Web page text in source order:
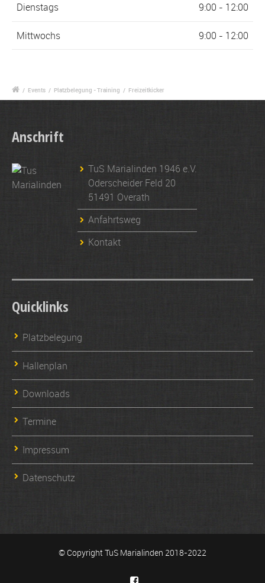
Dienstags 9:00 - 12:00
Mittwochs 9:00 - 12:00
/ Events / Platzbelegung - Training / Freizeitkicker
Anschrift
TuS Marialinden 1946 e.V.
Oderscheider Feld 20
51491 Overath
Anfahrtsweg
Kontakt
Quicklinks
Platzbelegung
Hallenplan
Downloads
Termine
Impressum
Datenschutz
© Copyright TuS Marialinden 2018-2022